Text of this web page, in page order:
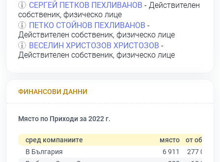
СЕРГЕЙ ПЕТКОВ ПЕХЛИВАНОВ - Действителен
собственик, физическо лице
ПЕТКО СТОЙНОВ ПЕХЛИВАНОВ -
Действителен собственик, физическо лице
ВЕСЕЛИН ХРИСТОЗОВ ХРИСТОЗОВ -
Действителен собственик, физическо лице
ФИНАНСОВИ ДАННИ
Място по Приходи за 2022 г.
сред компаниите място от общо
В България
6 911
277 019